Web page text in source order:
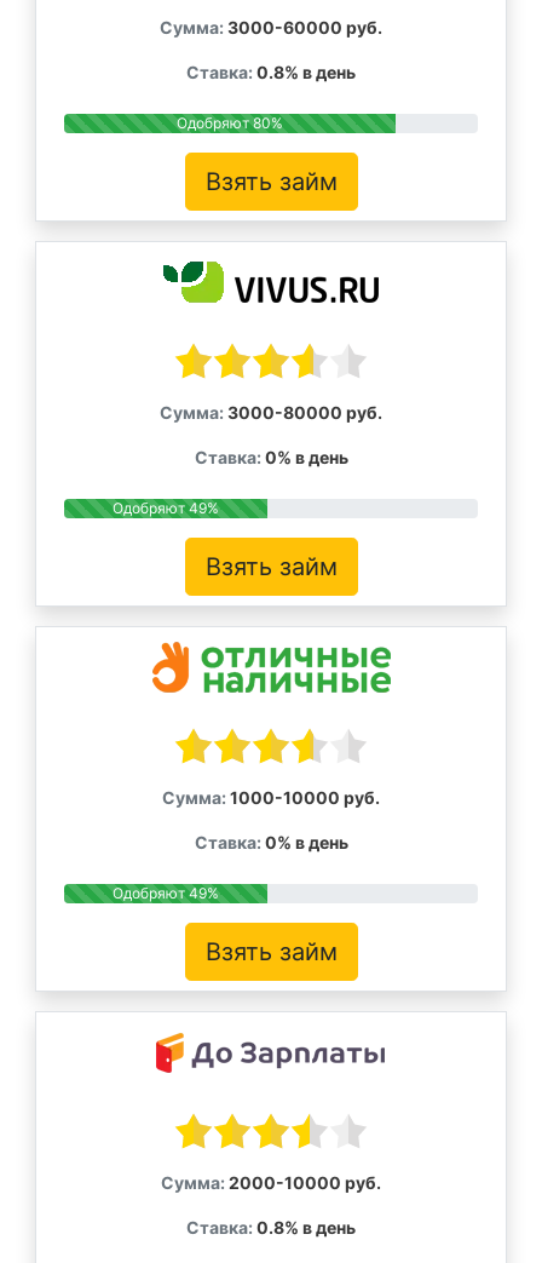
Сумма: 3000-60000 руб.
Ставка: 0.8% в день
Одобряют 80%
Взять займ
Сумма: 3000-80000 руб.
Ставка: 0% в день
Одобряют 49%
Взять займ
Сумма: 1000-10000 руб.
Ставка: 0% в день
Одобряют 49%
Взять займ
Сумма: 2000-10000 руб.
Ставка: 0.8% в день